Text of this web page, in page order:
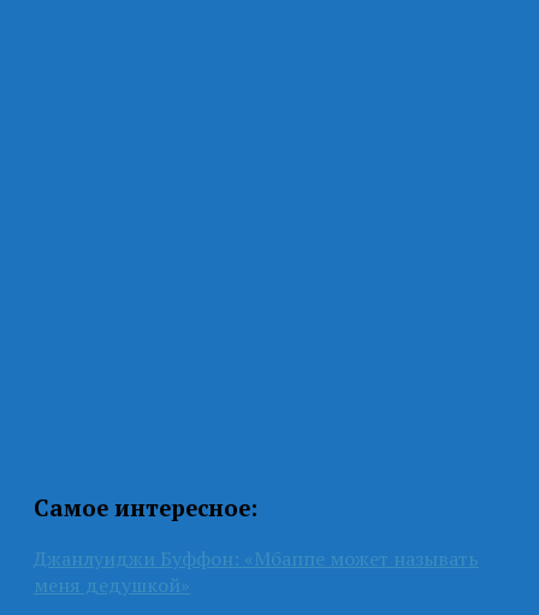
Самое интересное:
Джанлуиджи Буффон: «Мбаппе может называть
меня дедушкой»